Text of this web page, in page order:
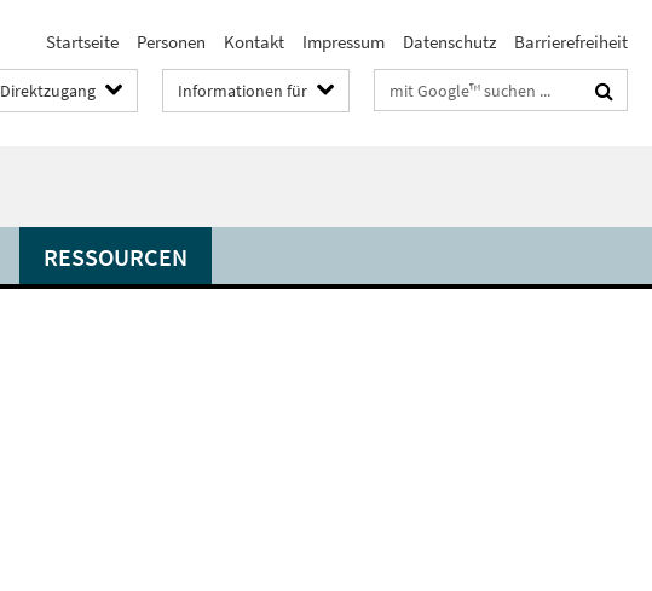
Startseite Personen Kontakt Impressum Datenschutz Barrierefreiheit
Direktzugang Informationen für Suchbegriffe
RESSOURCEN